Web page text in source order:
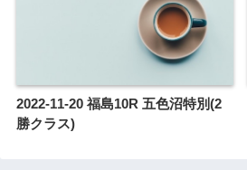
2022-11-20 福島10R 五色沼特別(2
勝クラス)